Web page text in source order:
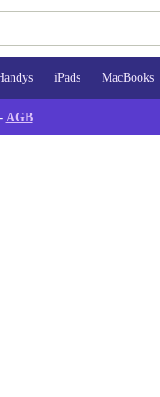
iPads MacBooks
AGB